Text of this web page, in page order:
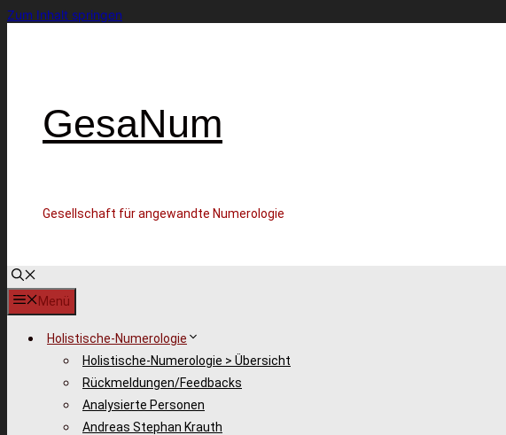
Zum Inhalt springen
GesaNum
Gesellschaft für angewandte Numerologie
Menü
Holistische-Numerologie
Holistische-Numerologie > Übersicht
Rückmeldungen/Feedbacks
Analysierte Personen
Andreas Stephan Krauth